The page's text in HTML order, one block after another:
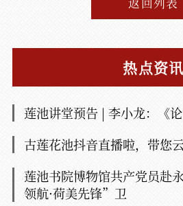
热点资讯
莲池讲堂预告 | 李小龙：《
古莲花池抖音直播啦，带您
莲池书院博物馆共产党员赴
领航·荷美先锋”卫